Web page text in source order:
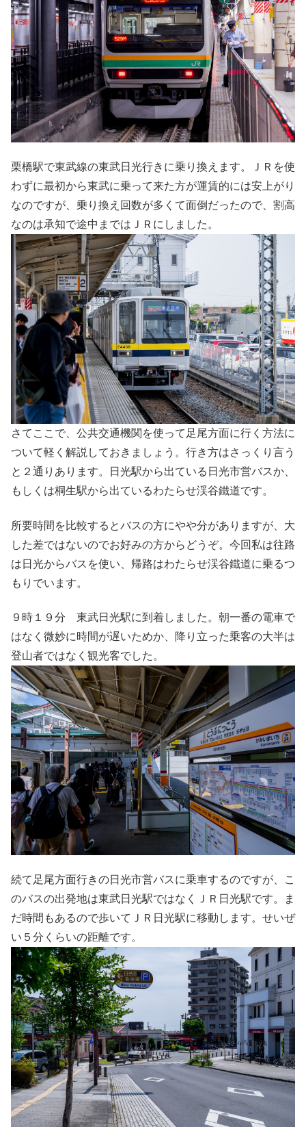
栗橋駅で東武線の東武日光行きに乗り換えます。ＪＲを使
わずに最初から東武に乗って来た方が運賃的には安上がり
なのですが、乗り換え回数が多くて面倒だったので、割高
なのは承知で途中まではＪＲにしました。
さてここで、公共交通機関を使って足尾方面に行く方法に
ついて軽く解説しておきましょう。行き方はさっくり言う
と２通りあります。日光駅から出ている日光市営バスか、
もしくは桐生駅から出ているわたらせ渓谷鐵道です。
所要時間を比較するとバスの方にやや分がありますが、大
した差ではないのでお好みの方からどうぞ。今回私は往路
は日光からバスを使い、帰路はわたらせ渓谷鐵道に乗るつ
もりでいます。
９時１９分 東武日光駅に到着しました。朝一番の電車で
はなく微妙に時間が遅いためか、降り立った乗客の大半は
登山者ではなく観光客でした。
続て足尾方面行きの日光市営バスに乗車するのですが、こ
のバスの出発地は東武日光駅ではなくＪＲ日光駅です。ま
だ時間もあるので歩いてＪＲ日光駅に移動します。せいぜ
い５分くらいの距離です。